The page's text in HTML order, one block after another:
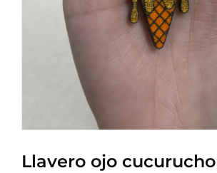
Llavero ojo cucurucho